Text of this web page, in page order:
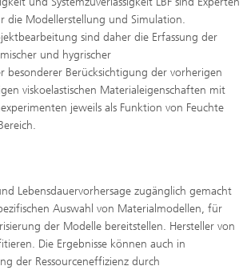
die Modellerstellung und Simulation.
sind daher die Erfassung der
und hygrischer
besonderer Berücksichtigung der vorherigen
viskoelastischen Materialeigenschaften mit
jeweils als Funktion von Feuchte
Lebensdauervorhersage zugänglich gemacht
Auswahl von Materialmodellen, für
der Modelle bereitstellen. Hersteller von
Die Ergebnisse können auch in
der Ressourceneffizienz durch